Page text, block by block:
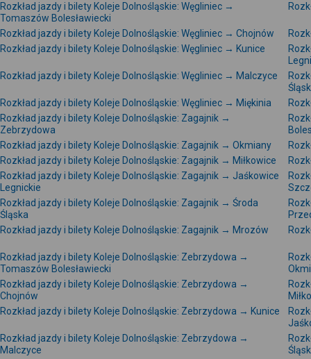
Rozkład jazdy i bilety Koleje Dolnośląskie: Węgliniec →
Tomaszów Bolesławiecki
Rozkład jazdy i bilety Koleje Dolnośląskie: Węgliniec → Chojnów
Rozkład jazdy i bilety Koleje Dolnośląskie: Węgliniec → Kunice
Rozkład jazdy i bilety Koleje Dolnośląskie: Węgliniec → Malczyce
Rozkład jazdy i bilety Koleje Dolnośląskie: Węgliniec → Miękinia
Rozkład jazdy i bilety Koleje Dolnośląskie: Zagajnik →
Zebrzydowa
Rozkład jazdy i bilety Koleje Dolnośląskie: Zagajnik → Okmiany
Rozkład jazdy i bilety Koleje Dolnośląskie: Zagajnik → Miłkowice
Rozkład jazdy i bilety Koleje Dolnośląskie: Zagajnik → Jaśkowice
Legnickie
Rozkład jazdy i bilety Koleje Dolnośląskie: Zagajnik → Środa
Śląska
Rozkład jazdy i bilety Koleje Dolnośląskie: Zagajnik → Mrozów
Rozkład jazdy i bilety Koleje Dolnośląskie: Zebrzydowa →
Tomaszów Bolesławiecki
Rozkład jazdy i bilety Koleje Dolnośląskie: Zebrzydowa →
Chojnów
Rozkład jazdy i bilety Koleje Dolnośląskie: Zebrzydowa → Kunice
Rozkład jazdy i bilety Koleje Dolnośląskie: Zebrzydowa →
Malczyce